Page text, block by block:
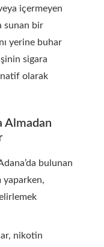
içermeyen
sunan bir
yerine buhar
sigara
olarak
Almadan
bulunan
yaparken,
nikotin